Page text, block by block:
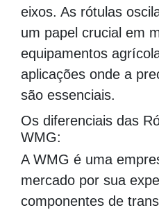
eixos. As rótulas
um papel crucial em
equipamentos
aplicações onde a
são essenciais.
Os diferenciais das
WMG:
A WMG é uma
mercado por sua
componentes de